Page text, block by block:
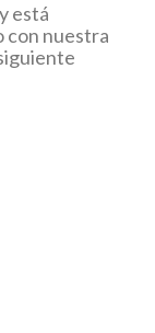
está
con nuestra